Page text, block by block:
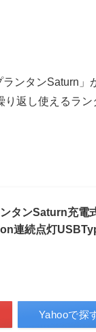
ンタンSaturn」
返し使えるラ
タンSaturn充電
連続点灯
Yahooで探